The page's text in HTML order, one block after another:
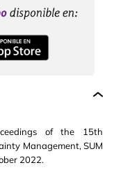
of the 15th
Management, SUM
2022.